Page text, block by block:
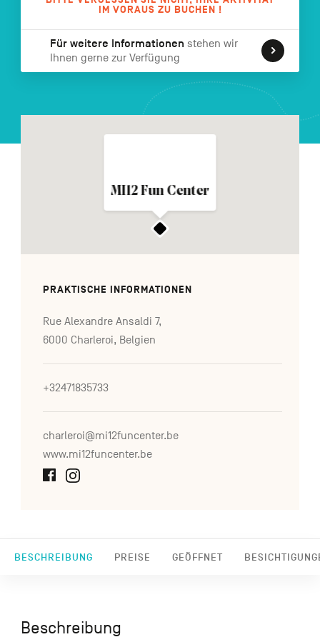
FR NL EN
IM VORAUS ZU BUCHEN !
Für weitere Informationen stehen wir
Ihnen gerne zur Verfügung
BESCHREIBUNG PREISE GEÖFFNET
MI12 Fun Center
PRAKTISCHE INFORMATIONEN
Rue Alexandre Ansaldi 7,
6000 Charleroi, Belgien
+32471835733
charleroi@mi12funcenter.be
www.mi12funcenter.be
Beschreibung